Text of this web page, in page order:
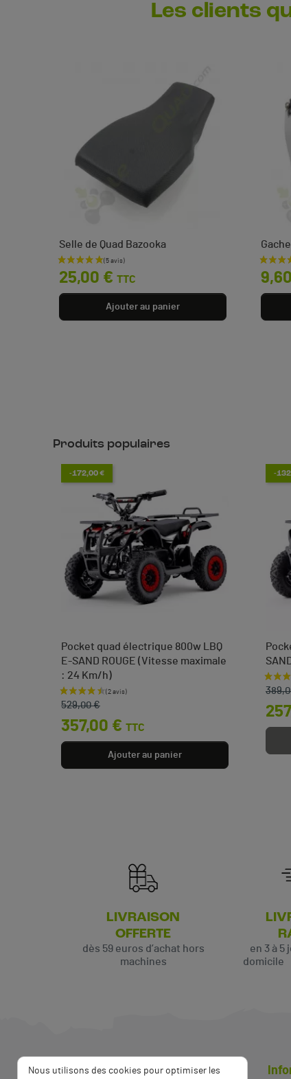
Les clients
Selle de Quad Bazooka
(5 avis)
Prix
25,00 € TTC
Ajouter au panier
Prix
Produits populaires
-172,00 €
Pocket quad électrique 800w LBQ
E-SAND ROUGE (Vitesse maximale
: 24 Km/h)
Prix de base
529,00 €
Prix
357,00 € TTC
Ajouter au panier
-
Prix
Prix
LIVRAISON
OFFERTE
dès 59 euros d’achat hors
machines
en 3 à 5
domicile
Nous utilisons des cookies pour optimiser les